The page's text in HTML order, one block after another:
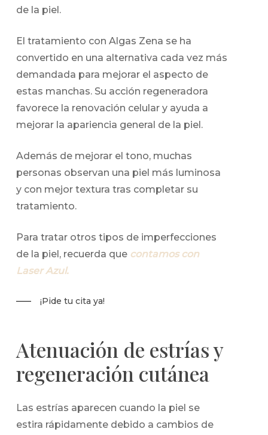
de la piel.
El tratamiento con Algas Zena se ha
convertido en una alternativa cada vez más
demandada para mejorar el aspecto de
estas manchas. Su acción regeneradora
favorece la renovación celular y ayuda a
mejorar la apariencia general de la piel.
Además de mejorar el tono, muchas
personas observan una piel más luminosa
y con mejor textura tras completar su
tratamiento.
Para tratar otros tipos de imperfecciones
de la piel, recuerda que contamos con
Laser Azul.
¡Pide tu cita ya!
Atenuación de estrías y
regeneración cutánea
Las estrías aparecen cuando la piel se
estira rápidamente debido a cambios de